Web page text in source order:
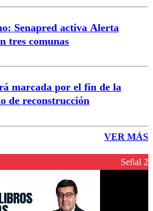
Senapred activa Alerta
tres comunas
marcada por el fin de la
de reconstrucción
VER MÁS
Señal 2